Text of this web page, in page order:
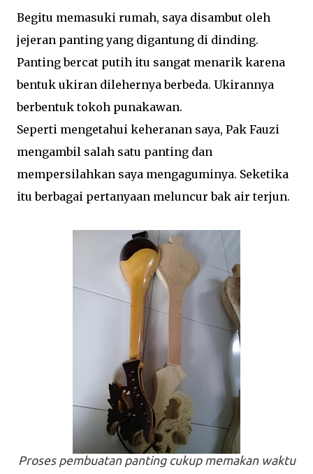
Begitu memasuki rumah, saya disambut oleh
jejeran panting yang digantung di dinding.
Panting bercat putih itu sangat menarik karena
bentuk ukiran dilehernya berbeda. Ukirannya
berbentuk tokoh punakawan.
Seperti mengetahui keheranan saya, Pak Fauzi
mengambil salah satu panting dan
mempersilahkan saya mengaguminya. Seketika
itu berbagai pertanyaan meluncur bak air terjun.
Proses pembuatan panting cukup memakan waktu